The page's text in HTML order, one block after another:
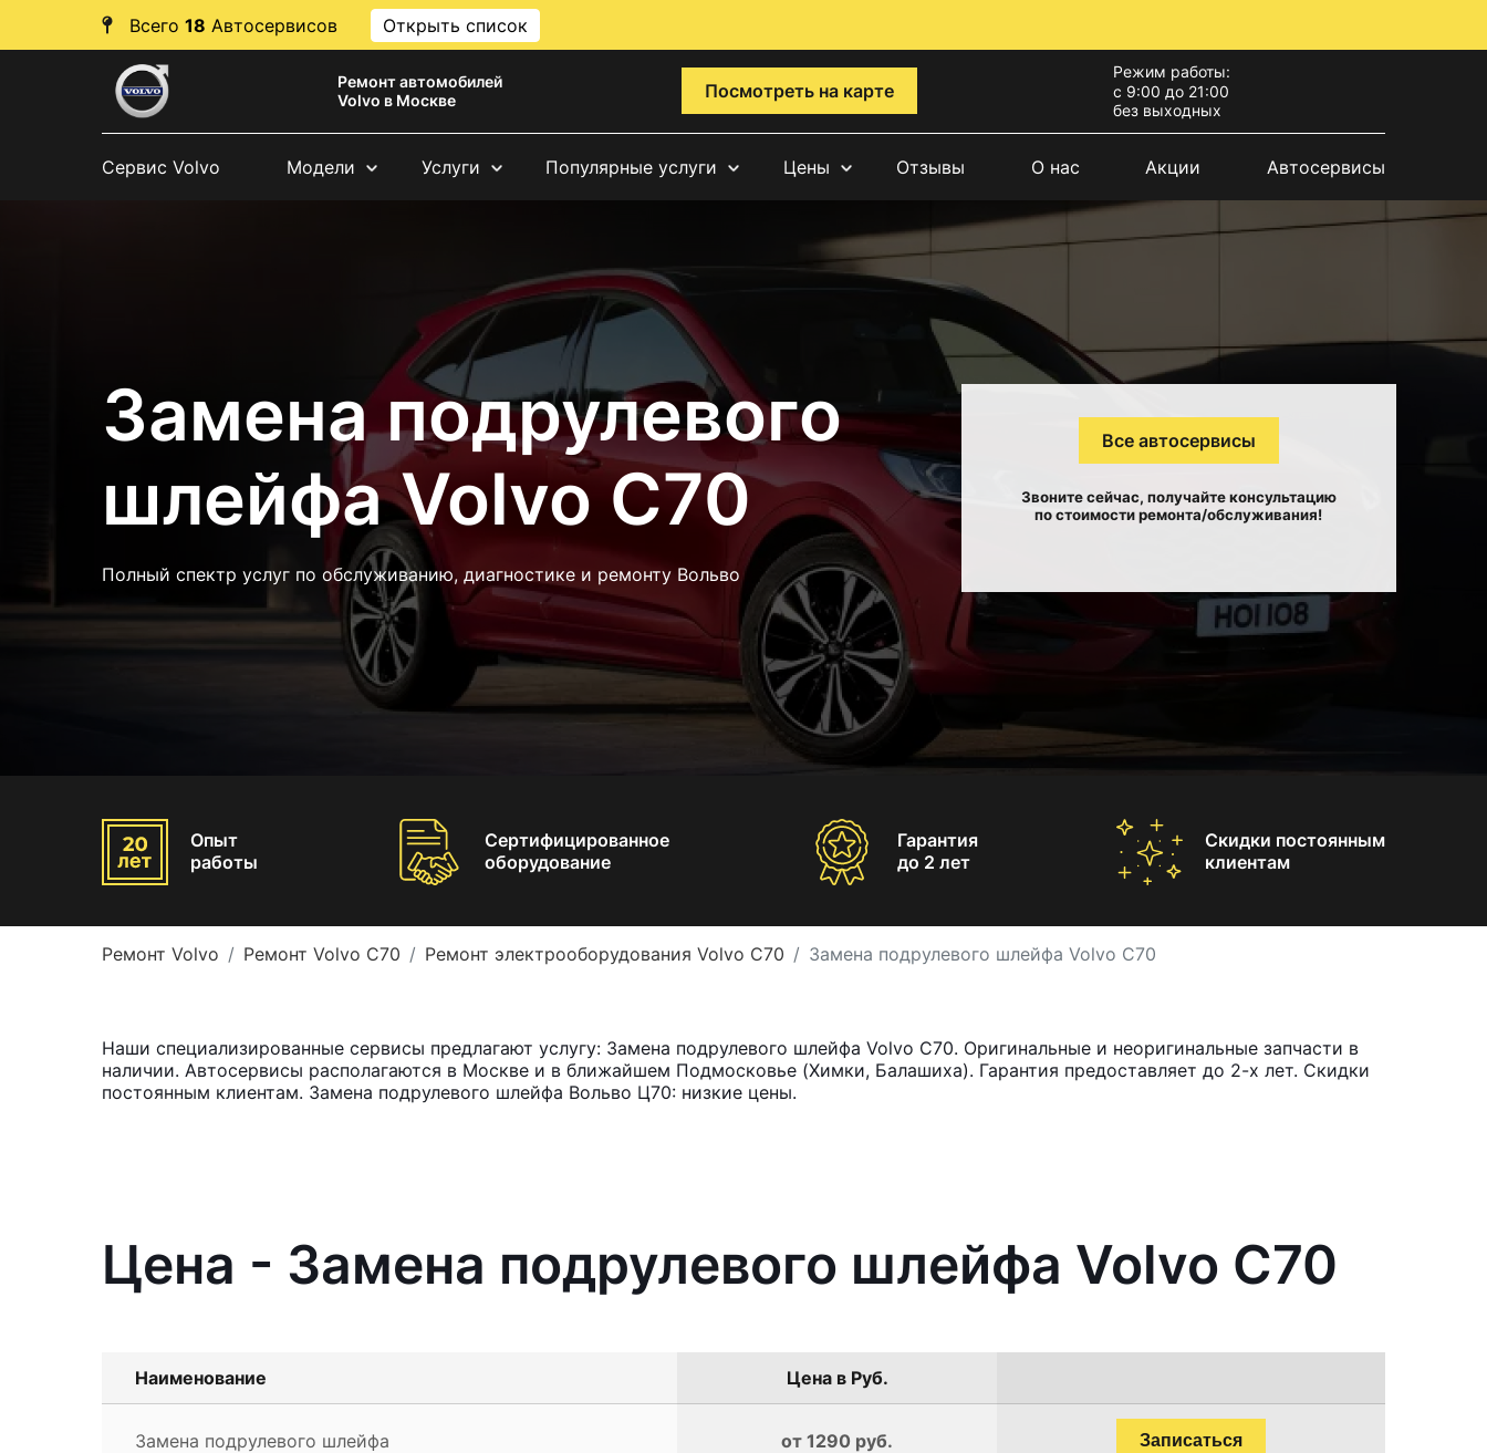
Всего 18 Автосервисов Открыть список
Ремонт автомобилей
Volvo в Москве
Посмотреть на карте
Режим работы:
с 9:00 до 21:00
без выходных
Сервис Volvo Модели Услуги Популярные услуги Цены Отзывы О нас Акции Автосервисы
Замена подрулевого
шлейфа Volvo C70
Полный спектр услуг по обслуживанию, диагностике и ремонту Вольво
Все автосервисы
Звоните сейчас, получайте консультацию
по стоимости ремонта/обслуживания!
Опыт
работы
Сертифицированное
оборудование
Гарантия
до 2 лет
Скидки постоянным
клиентам
Ремонт Volvo Ремонт Volvo C70 Ремонт электрооборудования Volvo C70 Замена подрулевого шлейфа Volvo C70
Наши специализированные сервисы предлагают услугу: Замена подрулевого шлейфа Volvo C70. Оригинальные и неоригинальные запчасти в
наличии. Автосервисы располагаются в Москве и в ближайшем Подмосковье (Химки, Балашиха). Гарантия предоставляет до 2-х лет. Скидки
постоянным клиентам. Замена подрулевого шлейфа Вольво Ц70: низкие цены.
Цена - Замена подрулевого шлейфа Volvo C70
Наименование Цена в Руб.
Замена подрулевого шлейфа от 1290 руб. Записаться